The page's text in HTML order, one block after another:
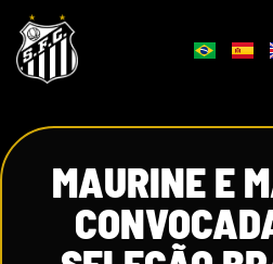
MAURINE E